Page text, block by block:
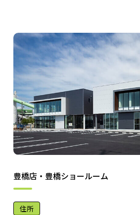
豊橋店・豊橋ショールーム
住所